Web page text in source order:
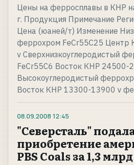
Цены на ферросплавы в КНР
г. Продукция Примечание
Цена (юаней/т) Изменение
феррохром FeCr55C25
v Сверхнизкоуглеродистый
FeCr55C6 Восток КНР 24500-
Высокоуглеродистый
Восток КНР 13300-13900 v
08.09.2008 12:45
"Северсталь"
приобретение
PBS Coals за 1,3